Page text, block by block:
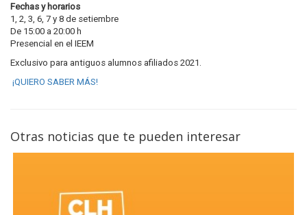
Fechas y horarios
1, 2, 3, 6, 7 y 8 de setiembre
De 15:00 a 20:00 h
Presencial en el IEEM
Exclusivo para antiguos alumnos afiliados 2021.
¡QUIERO SABER MÁS!
Otras noticias que te pueden interesar